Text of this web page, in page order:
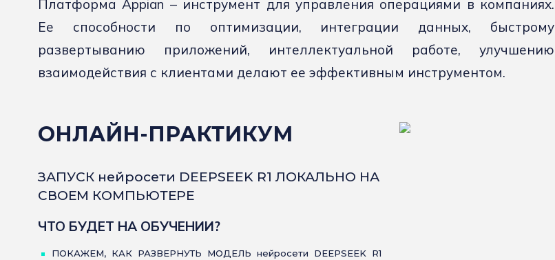
Платформа Appian – инструмент для управления операциями в компаниях.
Ее способности по оптимизации, интеграции данных, быстрому
развертыванию приложений, интеллектуальной работе, улучшению
взаимодействия с клиентами делают ее эффективным инструментом.
ОНЛАЙН-ПРАКТИКУМ
ЗАПУСК нейросети DEEPSEEK R1 ЛОКАЛЬНО НА
СВОЕМ КОМПЬЮТЕРЕ
ЧТО БУДЕТ НА ОБУЧЕНИИ?
ПОКАЖЕМ, КАК РАЗВЕРНУТЬ МОДЕЛЬ нейросети DEEPSEEK R1